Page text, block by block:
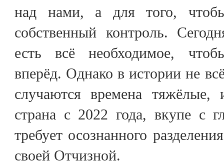
над нами, а для того,
собственный контроль.
есть всё необходимое,
вперёд. Однако в истории не
случаются времена
страна с 2022 года, вкупе с
требует осознанного
своей Отчизной.